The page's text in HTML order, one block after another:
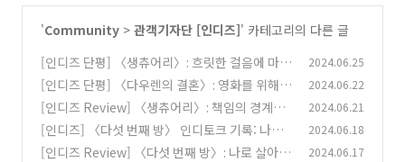
'Community > 관객기자단 [인디즈]' 카테고리의 다른 글
[인디즈 단평] 〈생츄어리〉: 흐릿한 걸음에 마음
을 담아 (0)
2024.06.25
[인디즈 단평] 〈다우렌의 결혼〉: 영화를 위해서
라면 (0)
2024.06.22
[인디즈 Review] 〈생츄어리〉: 책임의 경계를
탐구하다
(1)
2024.06.21
[인디즈] 〈다섯 번째 방〉 인디토크 기록: 나의
목소리를 찾는 과정
(0)
2024.06.18
[인디즈 Review] 〈다섯 번째 방〉: 나로 살아가
2024.06.17